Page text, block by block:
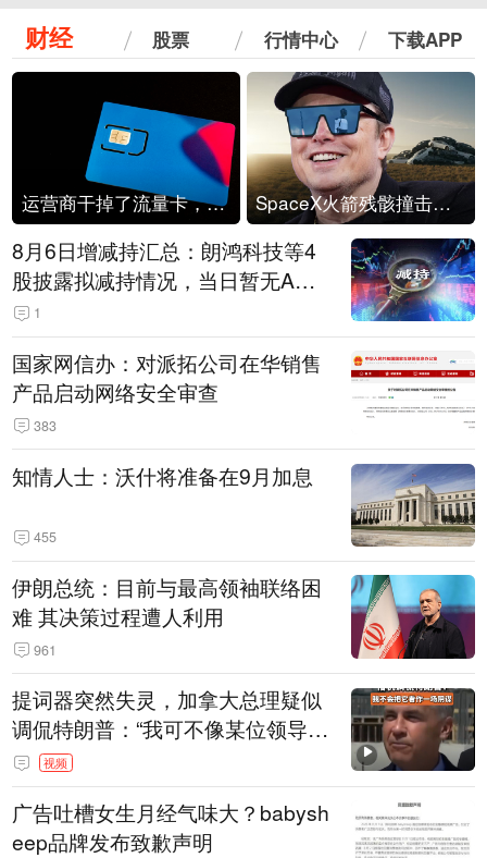
财经 股票 行情中心 下载APP
运营商干掉了流量卡，他们真的玩不起了 SpaceX火箭残骸撞击月球
8月6日增减持汇总：朗鸿科技等4
股披露拟减持情况，当日暂无A股
公司披露拟增持情况（表）
1
国家网信办：对派拓公司在华销售
产品启动网络安全审查
383
知情人士：沃什将准备在9月加息
455
伊朗总统：目前与最高领袖联络困
难 其决策过程遭人利用
961
提词器突然失灵，加拿大总理疑似
调侃特朗普：“我可不像某位领导
人，把这当成一场阴谋”，全场哄笑
视频
广告吐槽女生月经气味大？babysh
eep品牌发布致歉声明